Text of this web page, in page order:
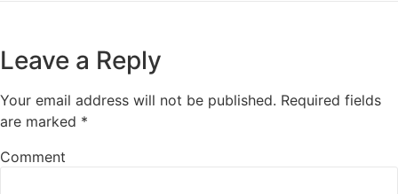
Leave a Reply
Your email address will not be published. Required fields
are marked *
Comment